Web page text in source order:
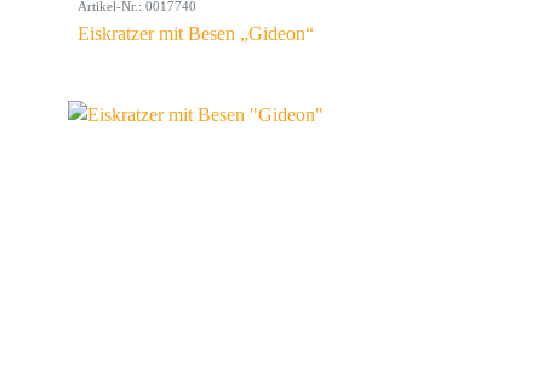
Artikel-Nr.: 0017740
Eiskratzer mit Besen „Gideon“